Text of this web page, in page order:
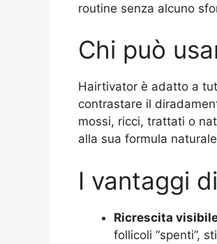
routine senza alcuno
Chi può
Hairtivator è adatto a
contrastare il
mossi, ricci, trattati o
alla sua formula
I vantaggi
Ricrescita
follicoli “spenti”,